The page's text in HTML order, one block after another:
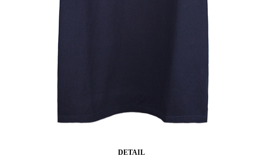
DETAIL